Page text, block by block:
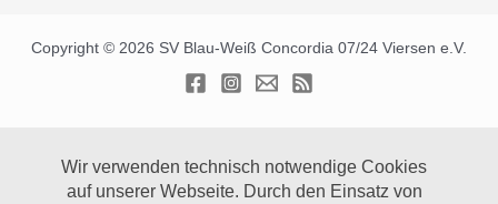
Copyright © 2026 SV Blau-Weiß Concordia 07/24 Viersen e.V.
Wir verwenden technisch notwendige Cookies
auf unserer Webseite. Durch den Einsatz von